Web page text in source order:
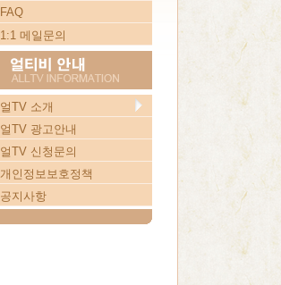
FAQ
1:1 메일문의
얼TV 소개
얼TV 광고안내
얼TV 신청문의
개인정보보호정책
공지사항